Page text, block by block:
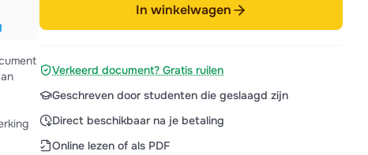
In winkelwagen
Verkeerd document? Gratis ruilen
Geschreven door studenten die geslaagd zijn
Direct beschikbaar na je betaling
Online lezen of als PDF